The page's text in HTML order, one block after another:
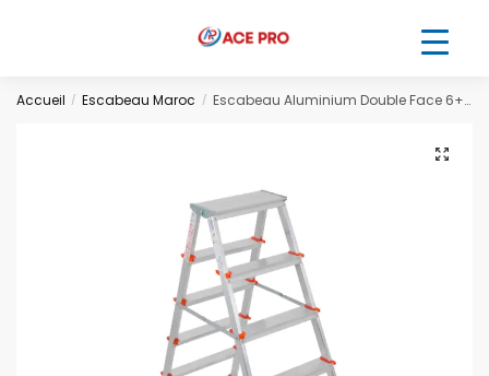
Accueil / Escabeau Maroc / Escabeau Aluminium Double Face 6+6 1.26m